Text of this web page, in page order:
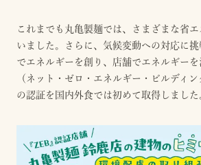
これまでも丸亀製麺では、さまざまな省
いました。さらに、気候変動への対応に
でエネルギーを創り、店舗でエネルギーを
（ネット・ゼロ・エネルギー・ビルディ
の認証を国内外食では初めて取得しました